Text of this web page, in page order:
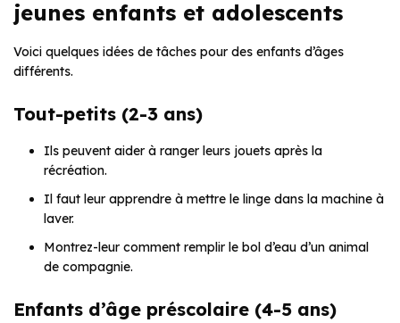
jeunes enfants et adolescents
Voici quelques idées de tâches pour des enfants d’âges
différents.
Tout-petits (2-3 ans)
Ils peuvent aider à ranger leurs jouets après la
récréation.
Il faut leur apprendre à mettre le linge dans la machine à
laver.
Montrez-leur comment remplir le bol d’eau d’un animal
de compagnie.
Enfants d’âge préscolaire (4-5 ans)